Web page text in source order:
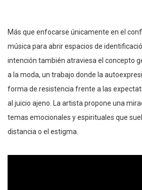
Más que enfocarse únicamente en el
música para abrir espacios de
intención también atraviesa el concepto
a la moda, un trabajo donde la
forma de resistencia frente a las
al juicio ajeno. La artista propone una
temas emocionales y espirituales que
distancia o el estigma.